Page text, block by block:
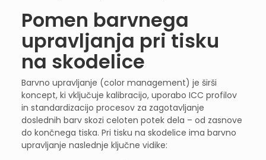
Pomen barvnega
upravljanja pri tisku
na skodelice
Barvno upravljanje (color management) je širši
koncept, ki vključuje kalibracijo, uporabo ICC profilov
in standardizacijo procesov za zagotavljanje
doslednih barv skozi celoten potek dela – od zasnove
do končnega tiska. Pri tisku na skodelice ima barvno
upravljanje naslednje ključne vidike: